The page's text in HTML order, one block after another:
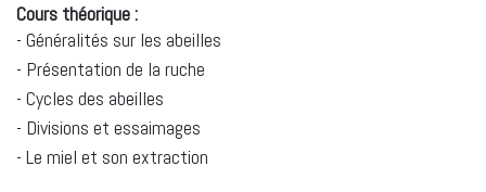
Cours théorique :
- Généralités sur les abeilles
- Présentation de la ruche
- Cycles des abeilles
- Divisions et essaimages
- Le miel et son extraction